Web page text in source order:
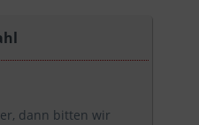
dann bitten wir